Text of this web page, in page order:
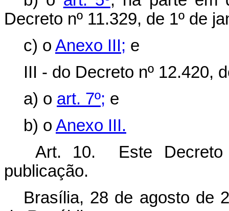
Decreto nº 11.329, de 1º de
c) o Anexo III; e
III - do Decreto nº 12.420,
a) o art. 7º; e
b) o Anexo III.
Art. 10. Este
publicação.
Brasília, 28 de agosto de